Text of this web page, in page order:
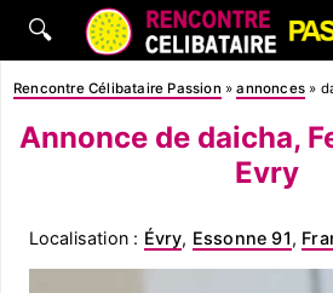
🔍
Rencontre Célibataire Passion »annonces »
Annonce de daicha,
Evry
Localisation : Évry, Essonne 91,